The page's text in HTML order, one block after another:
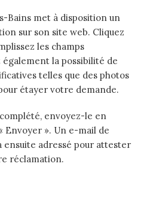
Bains met à disposition un
sur son site web. Cliquez
les champs
également la possibilité de
telles que des photos
étayer votre demande.
envoyez-le en
Envoyer ». Un e-mail de
ensuite adressé pour attester
réclamation.